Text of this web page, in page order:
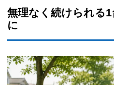
無理なく続けられる
に